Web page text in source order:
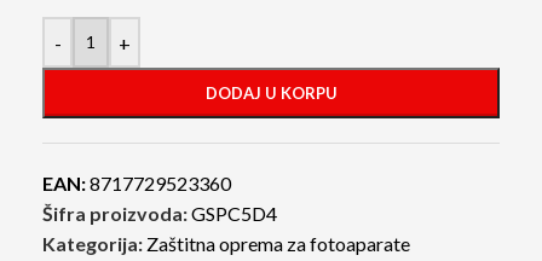
- +
DODAJ U KORPU
EAN:8717729523360
Šifra proizvoda:GSPC5D4
Kategorija: Zaštitna oprema za fotoaparate